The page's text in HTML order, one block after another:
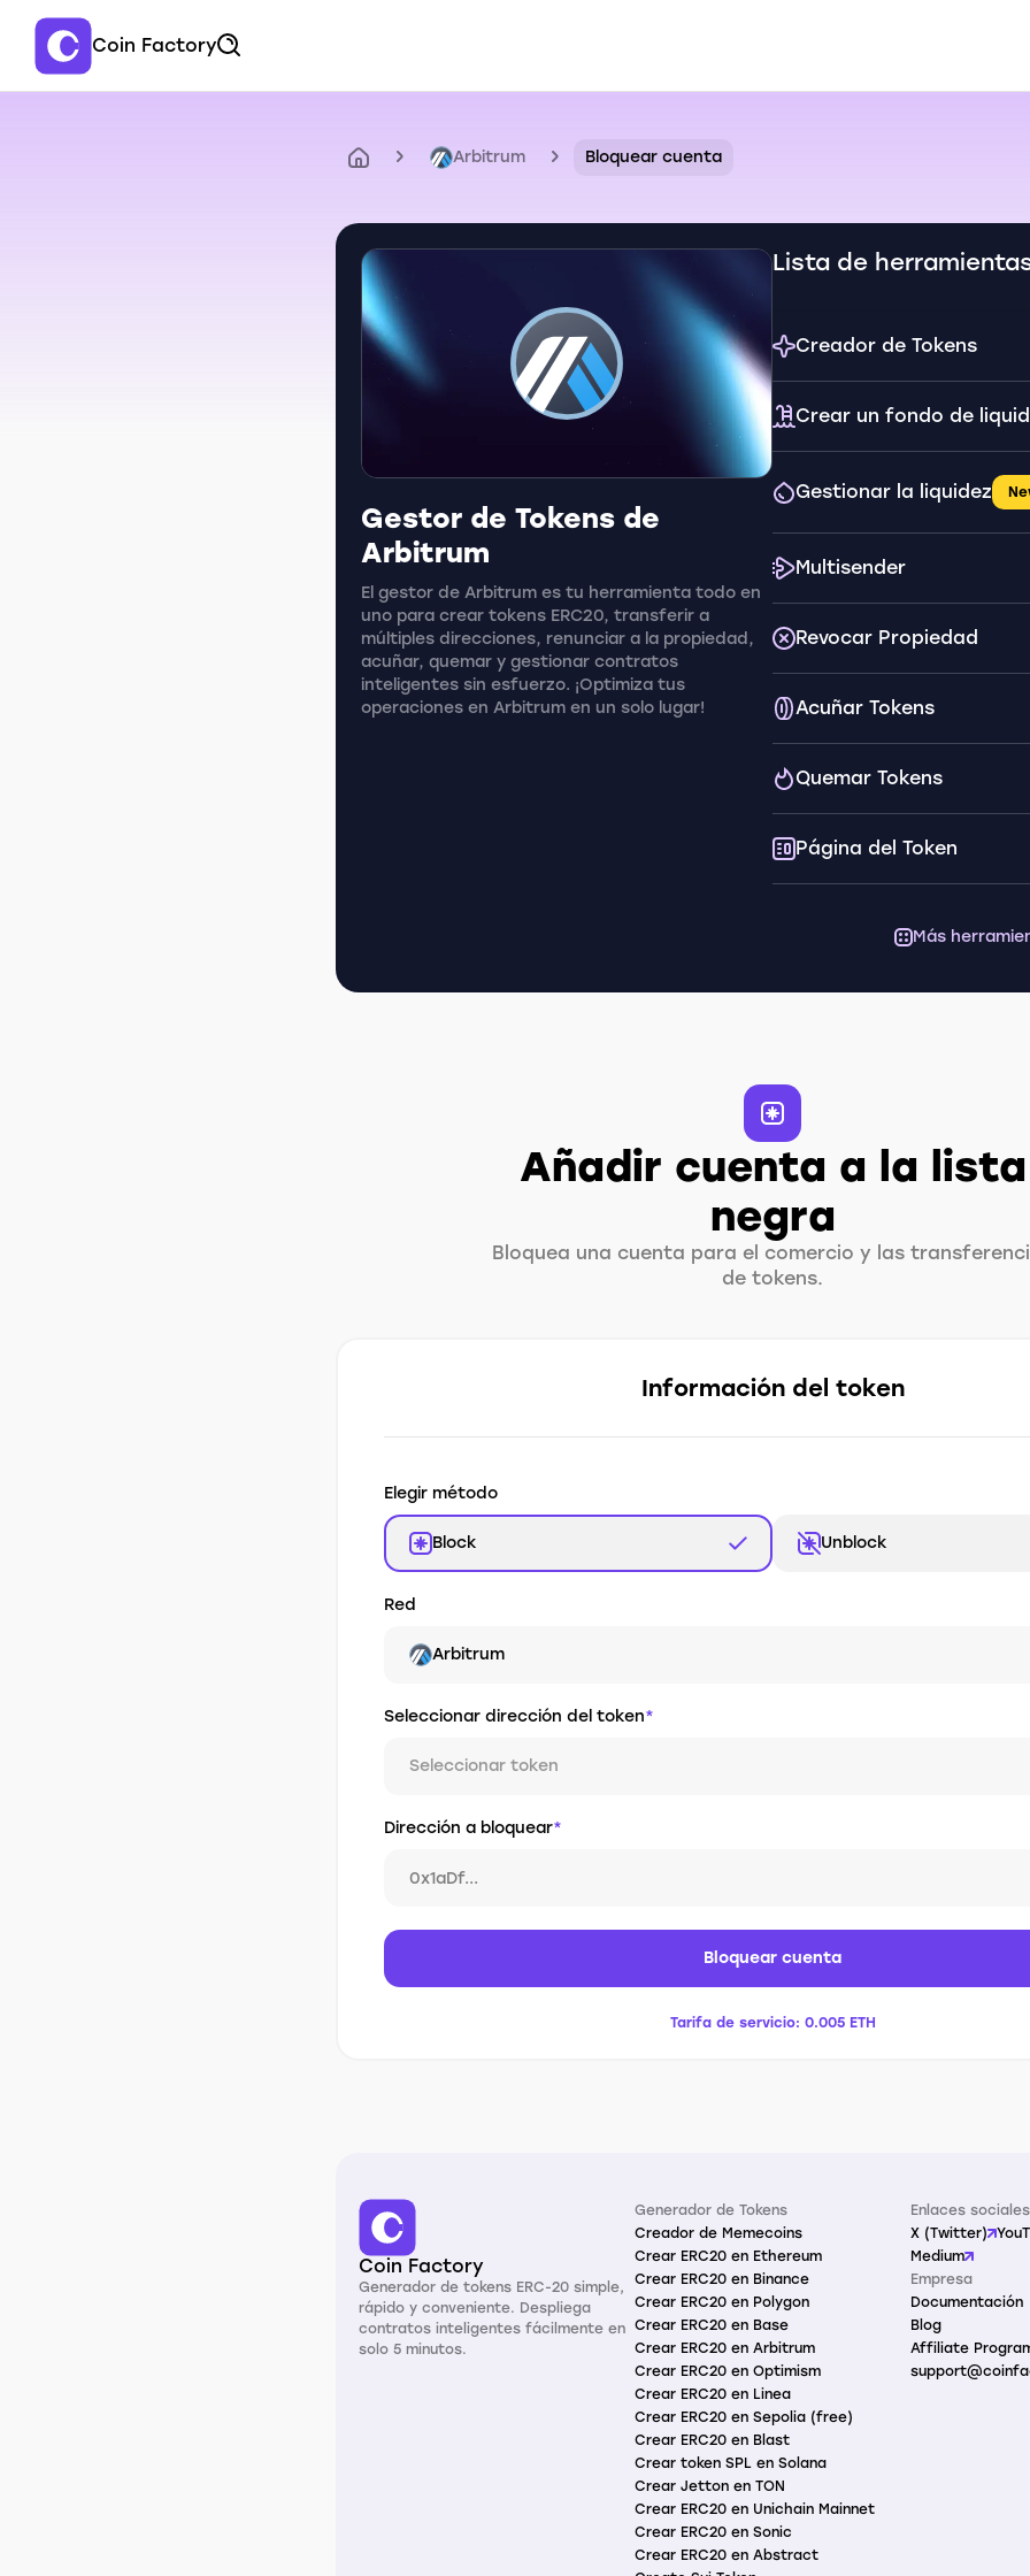
Coin Factory
Arbitrum Bloquear cuenta
Gestor de Tokens de
Arbitrum
El gestor de Arbitrum es tu herramienta todo en
uno para crear tokens ERC20, transferir a
múltiples direcciones, renunciar a la propiedad,
acuñar, quemar y gestionar contratos
inteligentes sin esfuerzo. ¡Optimiza tus
operaciones en Arbitrum en un solo lugar!
Lista de
Creador de Tokens
Crear un fondo de
Gestionar la liquidez
Multisender
Revocar Propiedad
Acuñar Tokens
Quemar Tokens
Página del Token
Más
Añadir cuenta a la lista
negra
Bloquea una cuenta para el comercio y las
de tokens.
Información del token
Elegir método
Block Unblock
Red
Arbitrum
Seleccionar dirección del token*
Seleccionar token
Dirección a bloquear*
Bloquear cuenta
Tarifa de servicio: 0.005 ETH
Coin Factory
Generador de tokens ERC-20 simple,
rápido y conveniente. Despliega
contratos inteligentes fácilmente en
solo 5 minutos.
Generador de Tokens
Creador de Memecoins
Crear ERC20 en Ethereum
Crear ERC20 en Binance
Crear ERC20 en Polygon
Crear ERC20 en Base
Crear ERC20 en Arbitrum
Crear ERC20 en Optimism
Crear ERC20 en Linea
Crear ERC20 en Sepolia (free)
Crear ERC20 en Blast
Crear token SPL en Solana
Crear Jetton en TON
Crear ERC20 en Unichain Mainnet
Crear ERC20 en Sonic
Crear ERC20 en Abstract
Enlaces sociales
X (Twitter)
Medium
Empresa
Documentación
Blog
Affiliate